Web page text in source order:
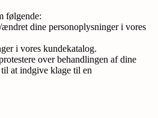
følgende:
dine personoplysninger i vores
i vores kundekatalog.
over behandlingen af dine
at indgive klage til en